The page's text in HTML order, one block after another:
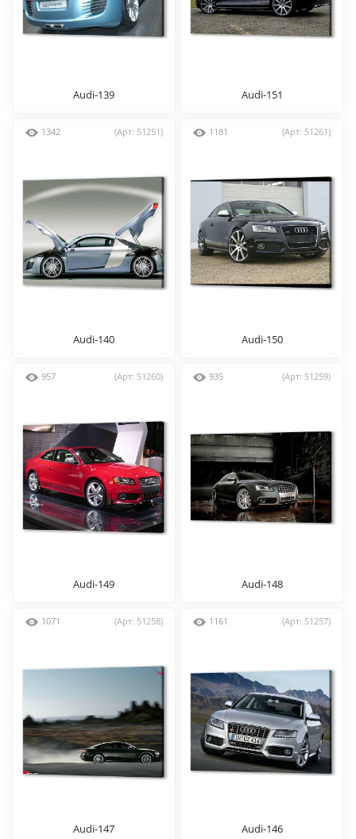
Audi-139 Audi-151
1342 (Арт: 51251)
Audi-140
1181 (Арт: 51261)
Audi-150
957 (Арт: 51260)
Audi-149
935 (Арт: 51259)
Audi-148
1071 (Арт: 51258)
Audi-147
1161 (Арт: 51257)
Audi-146